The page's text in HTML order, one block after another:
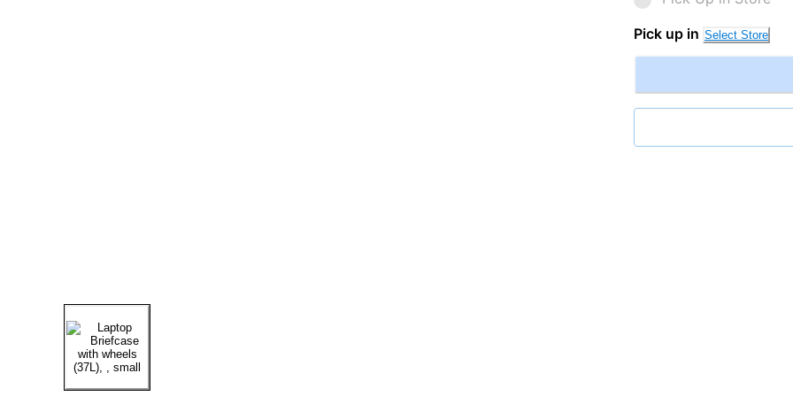
Pick up in Select Store